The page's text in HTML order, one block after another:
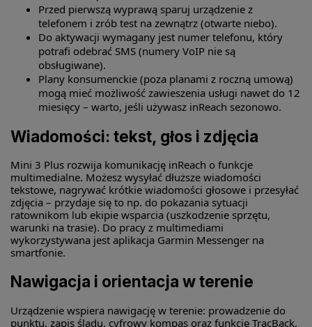
Przed pierwszą wyprawą sparuj urządzenie z
telefonem i zrób test na zewnątrz (otwarte niebo).
Do aktywacji wymagany jest numer telefonu, który
potrafi odebrać SMS (numery VoIP nie są
obsługiwane).
Plany konsumenckie (poza planami z roczną umową)
mogą mieć możliwość zawieszenia usługi nawet do 12
miesięcy – warto, jeśli używasz inReach sezonowo.
Wiadomości: tekst, głos i zdjęcia
Mini 3 Plus rozwija komunikację inReach o funkcje
multimedialne. Możesz wysyłać dłuższe wiadomości
tekstowe, nagrywać krótkie wiadomości głosowe i przesyłać
zdjęcia – przydaje się to np. do pokazania sytuacji
ratownikom lub ekipie wsparcia (uszkodzenie sprzętu,
warunki na trasie). Do pracy z multimediami
wykorzystywana jest aplikacja Garmin Messenger na
smartfonie.
Nawigacja i orientacja w terenie
Urządzenie wspiera nawigację w terenie: prowadzenie do
punktu, zapis śladu, cyfrowy kompas oraz funkcję TracBack,